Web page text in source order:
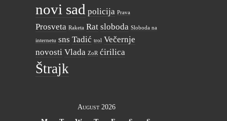
novi sad policija Prava
Prosveta Raketa Rat sloboda Sloboda na
internetu sns Tadić trol Večernje
novosti Vlada ZoR ćirilica
Štrajk
August 2026